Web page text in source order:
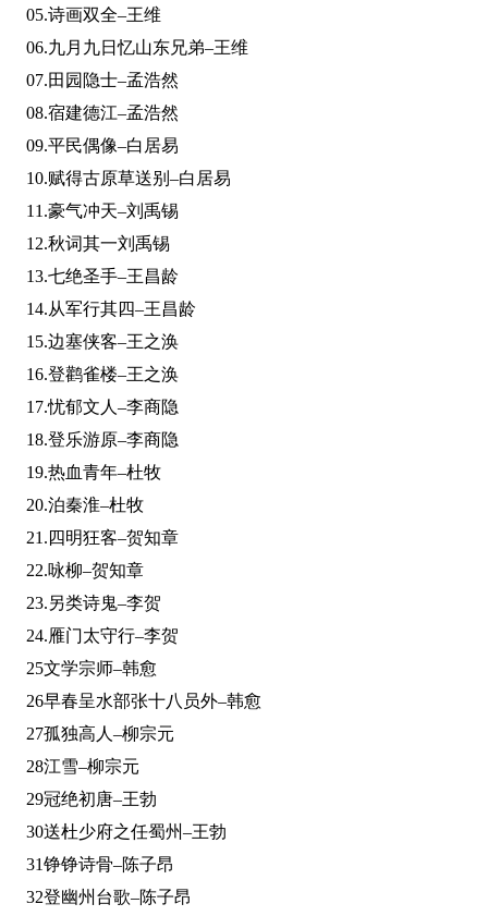
05.诗画双全–王维
06.九月九日忆山东兄弟–王维
07.田园隐士–孟浩然
08.宿建德江–孟浩然
09.平民偶像–白居易
10.赋得古原草送别–白居易
11.豪气冲天–刘禹锡
12.秋词其一刘禹锡
13.七绝圣手–王昌龄
14.从军行其四–王昌龄
15.边塞侠客–王之涣
16.登鹳雀楼–王之涣
17.忧郁文人–李商隐
18.登乐游原–李商隐
19.热血青年–杜牧
20.泊秦淮–杜牧
21.四明狂客–贺知章
22.咏柳–贺知章
23.另类诗鬼–李贺
24.雁门太守行–李贺
25文学宗师–韩愈
26早春呈水部张十八员外–韩愈
27孤独高人–柳宗元
28江雪–柳宗元
29冠绝初唐–王勃
30送杜少府之任蜀州–王勃
31铮铮诗骨–陈子昂
32登幽州台歌–陈子昂